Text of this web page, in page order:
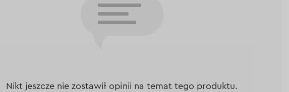
Nikt jeszcze nie zostawił opinii na temat tego produktu.